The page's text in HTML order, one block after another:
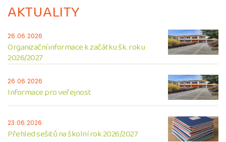
AKTUALITY
26.06.2026
Organizační informace k začátku šk. roku
2026/2027
26.06.2026
Informace pro veřejnost
23.06.2026
Přehled sešitů na školní rok 2026/2027